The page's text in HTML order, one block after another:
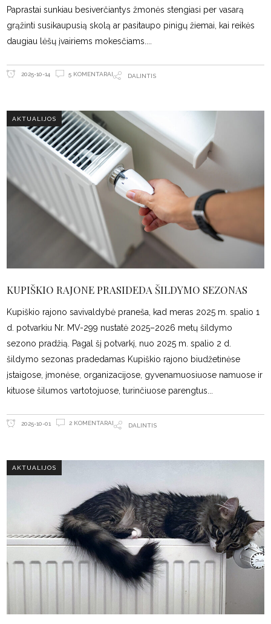
Paprastai sunkiau besiverčiantys žmonės stengiasi per vasarą
grąžinti susikaupusią skolą ar pasitaupo pinigų žiemai, kai reikės
daugiau lėšų įvairiems mokesčiams.
2025-10-14 5 KOMENTARAI DALINTIS
AKTUALIJOS
KUPIŠKIO RAJONE PRASIDEDA ŠILDYMO SEZONAS
Kupiškio rajono savivaldybė praneša, kad meras 2025 m. spalio 1
d. potvarkiu Nr. MV-299 nustatė 2025–2026 metų šildymo
sezono pradžią. Pagal šį potvarkį, nuo 2025 m. spalio 2 d.
šildymo sezonas pradedamas Kupiškio rajono biudžetinėse
įstaigose, įmonėse, organizacijose, gyvenamuosiuose namuose ir
kituose šilumos vartotojuose, turinčiuose parengtus
2025-10-01 2 KOMENTARAI DALINTIS
AKTUALIJOS